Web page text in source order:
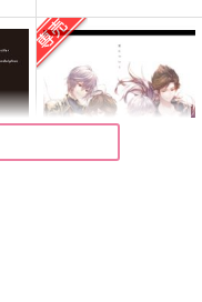
雑渡昆奈門×高坂陣内左衛門
Philia
meme.
944円（税込）
サンダルフォン×ジータ